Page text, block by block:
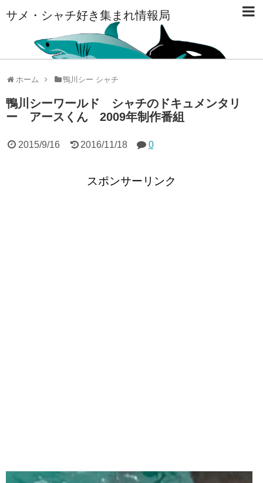
サメ・シャチ好き集まれ情報局
ホーム 鴨川シー シャチ
鴨川シーワールド シャチのドキュメンタリ
ー アースくん 2009年制作番組
2015/9/16 2016/11/18 0
スポンサーリンク